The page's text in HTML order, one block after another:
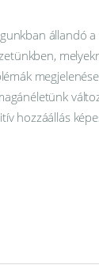
állandó
hozzáállás